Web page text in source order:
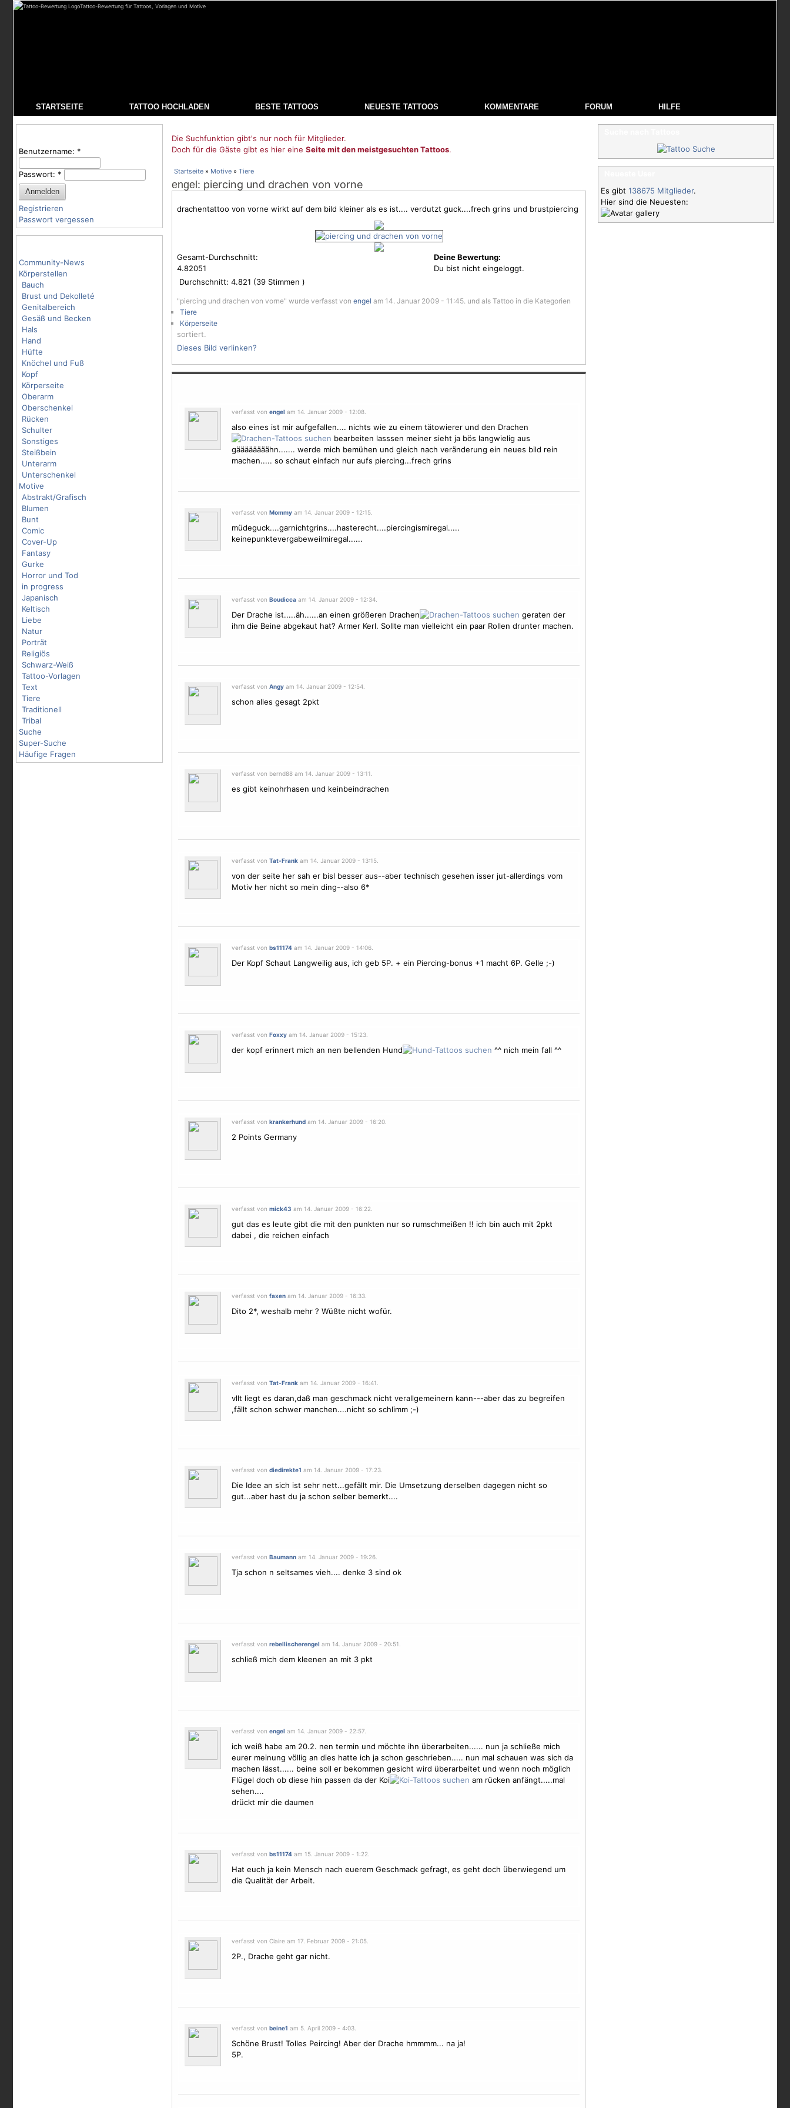
Tattoo-Bewertung für Tattoos, Vorlagen und Motive
STARTSEITE TATTOO HOCHLADEN BESTE TATTOOS NEUESTE TATTOOS KOMMENTARE FORUM HILFE
Benutzername: *
Passwort: *
Registrieren
Passwort vergessen
Community-News
Körperstellen
Bauch
Brust und Dekolleté
Genitalbereich
Gesäß und Becken
Hals
Hand
Hüfte
Knöchel und Fuß
Kopf
Körperseite
Oberarm
Oberschenkel
Rücken
Schulter
Sonstiges
Steißbein
Unterarm
Unterschenkel
Motive
Abstrakt/Grafisch
Blumen
Bunt
Comic
Cover-Up
Fantasy
Gurke
Horror und Tod
in progress
Japanisch
Keltisch
Liebe
Natur
Porträt
Religiös
Schwarz-Weiß
Tattoo-Vorlagen
Text
Tiere
Traditionell
Tribal
Suche
Super-Suche
Häufige Fragen
Die Suchfunktion gibt's nur noch für Mitglieder.
Doch für die Gäste gibt es hier eine Seite mit den meistgesuchten Tattoos.
Startseite » Motive » Tiere
engel : piercing und drachen von vorne
drachentattoo von vorne wirkt auf dem bild kleiner als es ist.... verdutzt guck....frech grins und brustpiercing
Gesamt-Durchschnitt:
4.82051
Durchschnitt: 4.821 (39 Stimmen )
Deine Bewertung:
Du bist nicht eingeloggt.
"piercing und drachen von vorne" wurde verfasst von engel am 14. Januar 2009 - 11:45. und als Tattoo in die Kategorien
Tiere
Körperseite
sortiert.
Dieses Bild verlinken?
verfasst von engel am 14. Januar 2009 - 12:08.
also eines ist mir aufgefallen.... nichts wie zu einem tätowierer und den Drachen
bearbeiten lasssen meiner sieht ja bös langwielig aus
gäääääääähn....... werde mich bemühen und gleich nach veränderung ein neues bild rein
machen..... so schaut einfach nur aufs piercing...frech grins
verfasst von Mommyam 14. Januar 2009 - 12:15.
müdeguck....garnichtgrins....hasterecht....piercingismiregal.....
keinepunktevergabeweilmiregal......
verfasst von Boudiccaam 14. Januar 2009 - 12:34.
Der Drache ist.....äh......an einen größeren Drachen
geraten der
ihm die Beine abgekaut hat? Armer Kerl. Sollte man vielleicht ein paar Rollen drunter machen.
verfasst von Angyam 14. Januar 2009 - 12:54.
schon alles gesagt 2pkt
verfasst von bernd88 am 14. Januar 2009 - 13:11.
es gibt keinohrhasen und keinbeindrachen
verfasst von Tat-Frankam 14. Januar 2009 - 13:15.
von der seite her sah er bisl besser aus--aber technisch gesehen isser jut-allerdings vom
Motivher nicht so mein ding--also 6*
verfasst von bs11174am 14. Januar 2009 - 14:06.
Der Kopf Schaut Langweilig aus, ich geb 5P. + ein Piercing-bonus +1 macht 6P. Gelle ;-)
verfasst von Foxxyam 14. Januar 2009 - 15:23.
der kopf erinnert mich an nen bellenden Hund ^^ nich mein fall ^^
verfasst von krankerhundam 14. Januar 2009 - 16:20.
2 Points Germany
verfasst von mick43 am 14. Januar 2009 - 16:22.
gut das es leute gibt die mit den punkten nur so rumschmeißen !! ich bin auch mit 2pkt
dabei , die reichen einfach
verfasst von faxenam 14. Januar 2009 - 16:33.
Dito 2*, weshalb mehr ? Wüßte nicht wofür.
verfasst von Tat-Frankam 14. Januar 2009 - 16:41.
vllt liegt es daran,daß man geschmack nicht verallgemeinern kann---aber das zu begreifen
,fällt schon schwer manchen....nicht so schlimm ;-)
verfasst von diedirekte1 am 14. Januar 2009 - 17:23.
Die Idee an sich ist sehr nett...gefällt mir. Die Umsetzung derselben dagegen nicht so
gut...aber hast du ja schon selber bemerkt....
verfasst von Baumannam 14. Januar 2009 - 19:26.
Tja schon n seltsames vieh.... denke 3 sind ok
verfasst von rebellischerengel am 14. Januar 2009 - 20:51.
schließ mich dem kleenen an mit 3 pkt
verfasst von engel am 14. Januar 2009 - 22:57.
ich weiß habe am 20.2. nen termin und möchte ihn überarbeiten...... nun ja schließe mich
eurer meinung völlig an dies hatte ich ja schon geschrieben..... nun mal schauen was sich da
machen lässt...... beine soll er bekommen gesicht wird überarbeitet und wenn noch möglich
Flügel doch ob diese hin passen da der Koi
am rücken anfängt.....mal
sehen....
drückt mir die daumen
verfasst von bs11174am 15. Januar 2009 - 1:22.
Hat euch ja kein Mensch nach euerem Geschmack gefragt, es geht doch überwiegend um
die Qualität der Arbeit.
verfasst von Claire am 17. Februar 2009 - 21:05.
2P., Drache geht gar nicht.
verfasst von beine1 am 5. April 2009 - 4:03.
Schöne Brust! Tolles Peircing! Aber der Drache hmmmm... na ja!
5P.
Es gibt 138675 Mitglieder.
Hier sind die Neuesten: